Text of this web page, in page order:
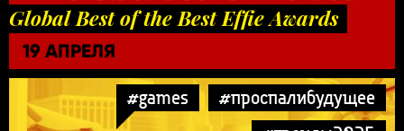
Global Best of the Best Effie Awards
19 АПРЕЛЯ
#games
#проспалибудущее